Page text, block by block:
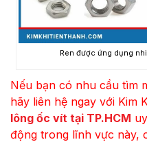
Ren được ứng dụng
Nếu bạn có nhu cầu tìm
hãy liên hệ ngay với Kim
lông ốc vít tại TP.HCM
động trong lĩnh vực này,